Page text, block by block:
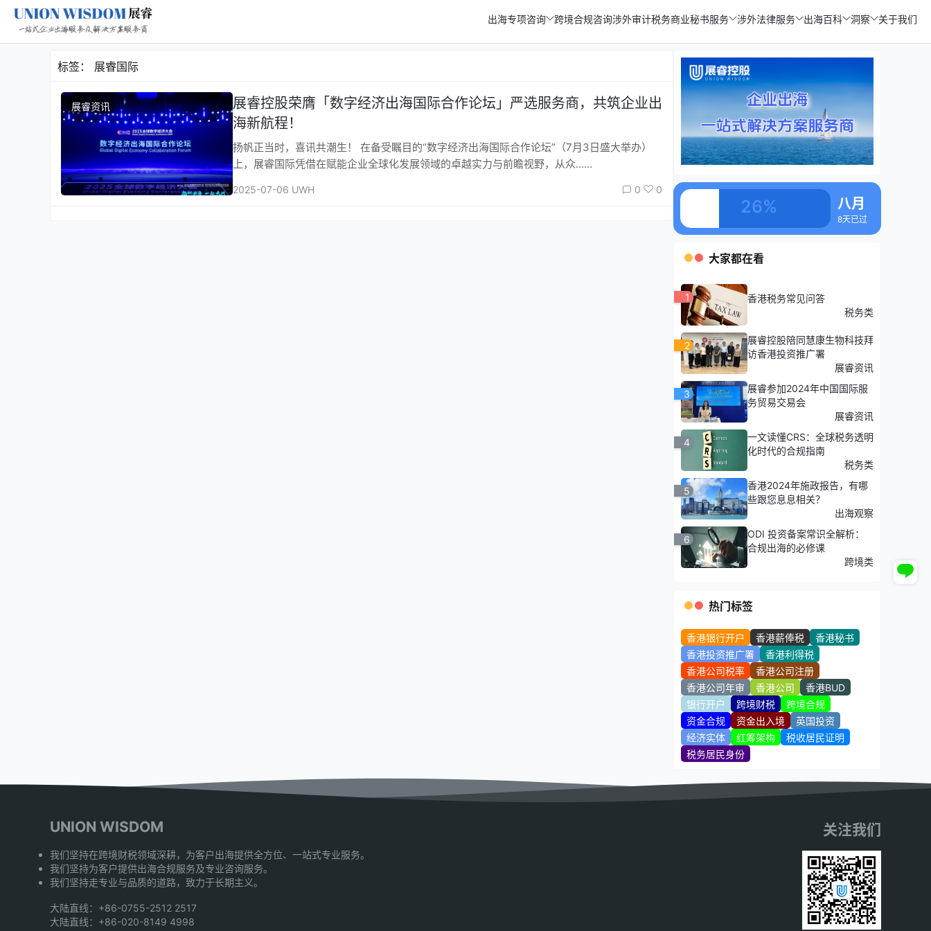
出海专项咨询 跨境合规咨询涉外审计税务商业秘书服务 涉外法律服务 出海百科 洞察 关于我们
标签： 展睿国际
展睿资讯
展睿控股荣膺「数字经济出海国际合作论坛」严选服务商，共筑企业出
海新航程！
扬帆正当时，喜讯共潮生！ 在备受瞩目的“数字经济出海国际合作论坛”（7月3日盛大举办）
上，展睿国际凭借在赋能企业全球化发展领域的卓越实力与前瞻视野，从众……
2025-07-06 UWH 0 0
26% 八月
8天已过
大家都在看
1
香港税务常见问答
税务类
2
展睿控股陪同慧康生物科技拜
访香港投资推广署
展睿资讯
3
展睿参加2024年中国国际服
务贸易交易会
展睿资讯
4
一文读懂CRS：全球税务透明
化时代的合规指南
税务类
5
香港2024年施政报告，有哪
些跟您息息相关？
出海观察
6
ODI 投资备案常识全解析：
合规出海的必修课
跨境类
热门标签
香港银行开户 香港薪俸税
香港秘书
香港投资推广署
香港利得税
香港公司税率
香港公司注册
香港公司年审
香港公司
香港BUD
银行开户
跨境财税
跨境合规
资金合规
资金出入境
英国投资
经济实体
红筹架构
税收居民证明
税务居民身份
UNION WISDOM
我们坚持在跨境财税领域深耕，为客户出海提供全方位、一站式专业服务。
我们坚持为客户提供出海合规服务及专业咨询服务。
我们坚持走专业与品质的道路，致力于长期主义。
大陆直线：+86-0755-2512 2517
大陆直线：+86-020-8149 4998
关注我们